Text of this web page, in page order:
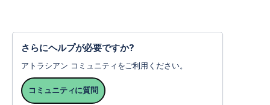
さらにヘルプが必要ですか?
アトラシアン コミュニティをご利用ください。
コミュニティに質問